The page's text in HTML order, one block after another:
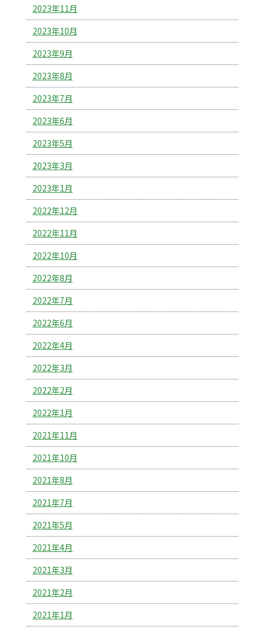
2023年11月
2023年10月
2023年9月
2023年8月
2023年7月
2023年6月
2023年5月
2023年3月
2023年1月
2022年12月
2022年11月
2022年10月
2022年8月
2022年7月
2022年6月
2022年4月
2022年3月
2022年2月
2022年1月
2021年11月
2021年10月
2021年8月
2021年7月
2021年5月
2021年4月
2021年3月
2021年2月
2021年1月